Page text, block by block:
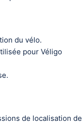
du vélo.
pour Véligo
de localisation de